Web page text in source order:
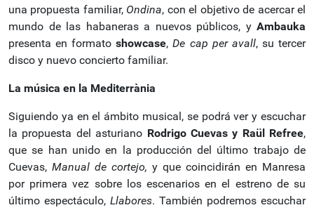
una propuesta familiar, Ondina, con el objetivo de acercar el
mundo de las habaneras a nuevos públicos, y Ambauka
presenta en formatoshowcase,De cap per avall, su tercer
disco y nuevo concierto familiar.
La música en la Mediterrània
Siguiendo ya en el ámbito musical, se podrá ver y escuchar
la propuesta del asturiano Rodrigo Cuevas y Raül Refree,
que se han unido en la producción del último trabajo de
Cuevas, Manual de cortejo, y que coincidirán en Manresa
por primera vez sobre los escenarios en el estreno de su
último espectáculo, Llabores. También podremos escuchar